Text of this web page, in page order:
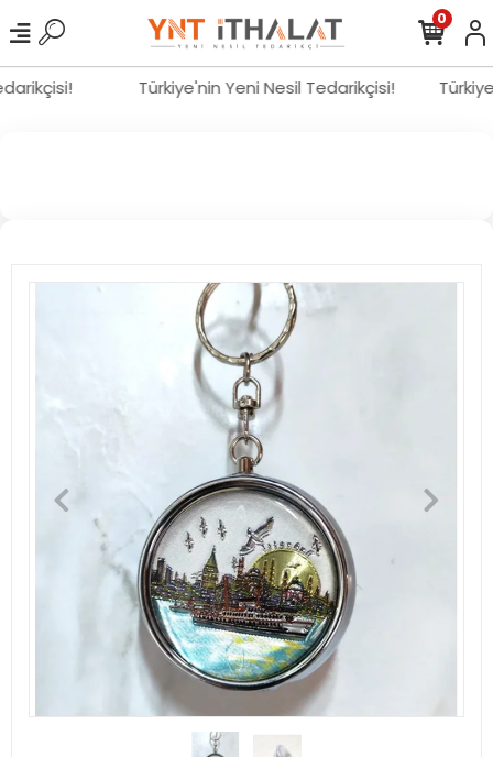
Türkiye'nin Yeni Nesil Tedarikçisi!
0